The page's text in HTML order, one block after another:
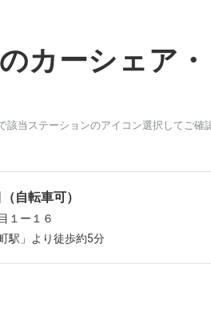
カーシェア
当ステーションのアイコン選択してご確
自転車可）
１ー１６
駅」より徒歩約5分